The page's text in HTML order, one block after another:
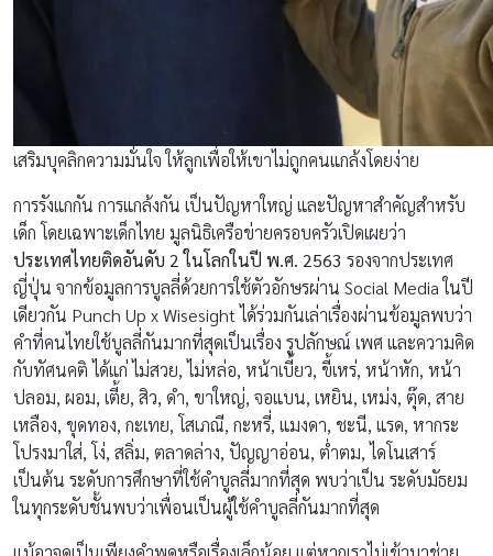
เสริมบุคลิกความมั่นใจ ให้ลูกเพื่อให้เขาไม่ถูกคนแกล้งโดยง่าย
การรังแกกัน การแกล้งกัน เป็นปัญหาใหญ่ และปัญหาสำคัญสำหรับ
เด็ก โดยเฉพาะเด็กไทย มูลนิธิเครือข่ายครอบครัวเปิดเผยว่า
ประเทศไทยติดอันดับ 2 ในโลกในปี พ.ศ. 2563 รองจากประเทศ
ญี่ปุ่น จากข้อมูลการบูลลี่ด้วยการใช้ตัวอักษรผ่าน Social Media ในปี
เดียวกัน Punch Up x Wisesight ได้ร่วมกันเล่าเรื่องผ่านข้อมูลพบว่า
คำที่คนไทยใช้บูลลี่กันมากที่สุดเป็นเรื่อง รูปลักษณ์ เพศ และความคิด
กับทัศนคติ ได้แก่ ไม่สวย, ไม่หล่อ, หน้าเบี้ยว, ขี้เหร่, หน้าหัก, หน้า
ปลอม, ผอม, เตี้ย, สิว, ดำ, ขาใหญ่, จอแบน, เหยิน, เหม่ง, ตุ๊ด, สาย
เหลือง, ขุดทอง, กะเทย, โสเภณี, กะหรี่, แมงดา, ชะนี, แรด, หากระ
โปรงมาใส่, โง่, สลิ่ม, ตลาดล่าง, ปัญญาอ่อน, ต่ำตม, ไดโนเสาร์
เป็นต้น ระดับการศึกษาที่ใช้คำบูลลี่มากที่สุด พบว่าเป็น ระดับมัธยม
ในทุกระดับชั้นพบว่าเพื่อนเป็นผู้ใช้คำบูลลี่กันมากที่สุด